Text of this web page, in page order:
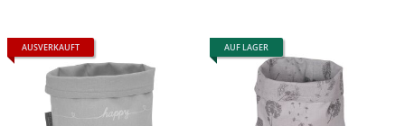
AUSVERKAUFT AUF LAGER